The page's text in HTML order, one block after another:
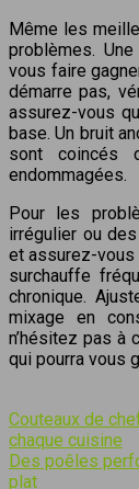
Même les
problèmes.
vous faire
démarre pas,
assurez-vous
base. Un bruit
sont coincés
endommagées.
Pour les
irrégulier ou
et assurez-vous
surchauffe
chronique.
mixage en
n’hésitez pas à
qui pourra vous
Couteaux de
chaque cuisine
Des poêles
plat